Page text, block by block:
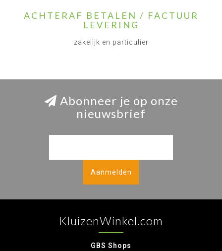
ACHTERAF BETALEN / FACTUUR
LEVERING
zakelijk en particulier
Abonneer je op onze
nieuwsbrief
Aanmelden
KluizenWinkel.com
GBS Shops